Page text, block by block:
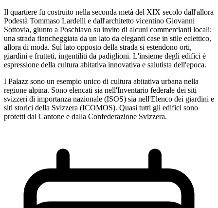
Il quartiere fu costruito nella seconda metà del XIX secolo dall'allora
Podestà Tommaso Lardelli e dall'architetto vicentino Giovanni
Sottovia, giunto a Poschiavo su invito di alcuni commercianti locali:
una strada fiancheggiata da un lato da eleganti case in stile eclettico,
allora di moda. Sul lato opposto della strada si estendono orti,
giardini e frutteti, ingentiliti da padiglioni. L'insieme degli edifici è
espressione della cultura abitativa innovativa e salutista dell'epoca.
I Palazz sono un esempio unico di cultura abitativa urbana nella
regione alpina. Sono elencati sia nell'Inventario federale dei siti
svizzeri di importanza nazionale (ISOS) sia nell'Elenco dei giardini e
siti storici della Svizzera (ICOMOS). Quasi tutti gli edifici sono
protetti dal Cantone e dalla Confederazione Svizzera.